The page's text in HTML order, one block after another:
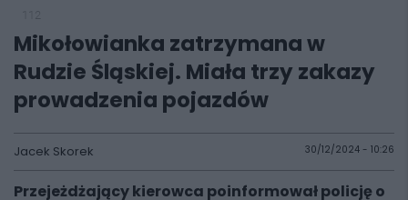
Mikołowianka zatrzymana w
Rudzie Śląskiej. Miała trzy zakazy
prowadzenia pojazdów
Jacek Skorek 30/12/2024 - 10:26
Przejeżdżający kierowca poinformował policję o